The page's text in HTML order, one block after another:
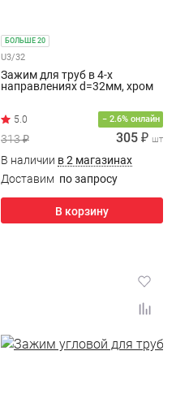
БОЛЬШЕ 20
U3/32
Зажим для труб в 4-х
направлениях d=32мм, хром
− 2.6% онлайн
313 ₽ 305 ₽ шт
В наличии в 2 магазинах
Доставим по запросу
В корзину